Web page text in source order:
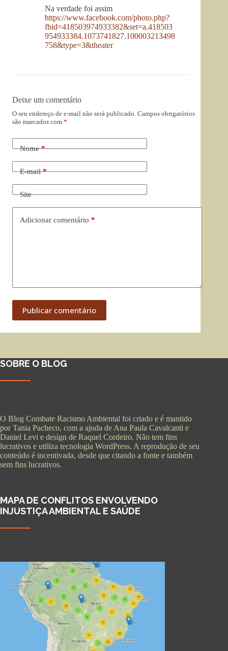
Na verdade foi assim
https://www.facebook.com/photo.php?
fbid=418503974933382&set=a.418503
954933384.1073741827.100003213498
758&type=3&theater
Deixe um comentário
O seu endereço de e-mail não será publicado. Campos obrigatórios
são marcados com *
Nome*
E-mail*
Site
Adicionar comentário *
Publicar comentário
SOBRE O BLOG
O Blog Combate Racismo Ambiental foi criado e é mantido
por Tania Pacheco, com a ajuda de Ana Paula Cavalcanti e
Daniel Levi e design de Raquel Cordeiro. Não tem fins
lucrativos e utiliza tecnologia WordPress. A reprodução de seu
conteúdo é incentivada, desde que citando a fonte e também
sem fins lucrativos.
MAPA DE CONFLITOS ENVOLVENDO
INJUSTIÇA AMBIENTAL E SAÚDE